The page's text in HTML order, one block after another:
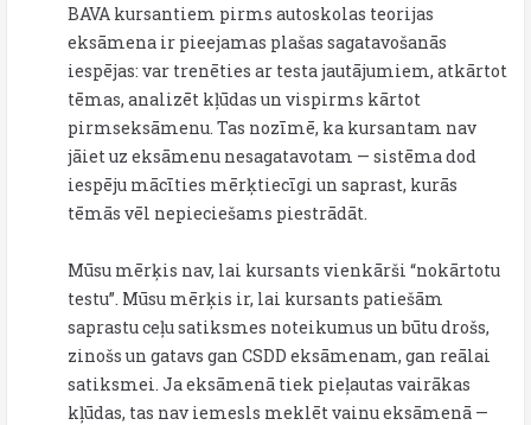
BAVA kursantiem pirms autoskolas teorijas
eksāmena ir pieejamas plašas sagatavošanās
iespējas: var trenēties ar testa jautājumiem, atkārtot
tēmas, analizēt kļūdas un vispirms kārtot
pirmseksāmenu. Tas nozīmē, ka kursantam nav
jāiet uz eksāmenu nesagatavotam — sistēma dod
iespēju mācīties mērķtiecīgi un saprast, kurās
tēmās vēl nepieciešams piestrādāt.
Mūsu mērķis nav, lai kursants vienkārši “nokārtotu
testu”. Mūsu mērķis ir, lai kursants patiešām
saprastu ceļu satiksmes noteikumus un būtu drošs,
zinošs un gatavs gan CSDD eksāmenam, gan reālai
satiksmei. Ja eksāmenā tiek pieļautas vairākas
kļūdas, tas nav iemesls meklēt vainu eksāmenā —